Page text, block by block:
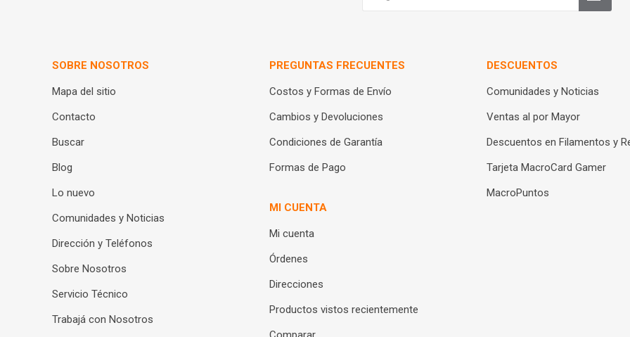
SOBRE NOSOTROS
Mapa del sitio
Contacto
Buscar
Blog
Lo nuevo
Comunidades y Noticias
Dirección y Teléfonos
Sobre Nosotros
Servicio Técnico
Trabajá con Nosotros
PREGUNTAS FRECUENTES
Costos y Formas de Envío
Cambios y Devoluciones
Condiciones de Garantía
Formas de Pago
MI CUENTA
Mi cuenta
Órdenes
Direcciones
Productos vistos recientemente
DESCUENTOS
Comunidades y Noticias
Ventas al por Mayor
Descuentos en Filamentos y
Tarjeta MacroCard Gamer
MacroPuntos